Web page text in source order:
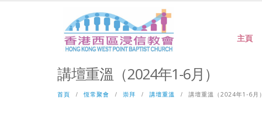
主頁
講壇重溫（2024年1-6月）
首頁 恆常聚會 崇拜 講壇重溫 講壇重溫（2024年1-6月）